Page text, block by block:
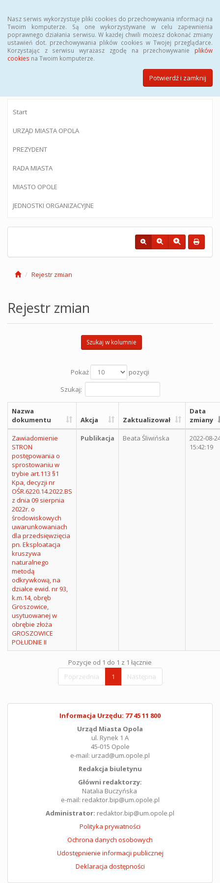
Nasz serwis wykorzystuje pliki cookies do przechowywania informacji na
Twoim komputerze. Są one wykorzystywane w celu zapewnienia
poprawnego działania serwisu. W każdej chwili możesz dokonać zmiany
ustawień dot. przechowywania plików cookies w Twojej przeglądarce.
Korzystając z serwisu wyrażasz zgodę na przechowywanie plików
cookies na Twoim komputerze.
Potwierdź i zamknij
BIULETYN INFORMACJI PUBLICZNEJ
Urzędu Miasta Opola
Start
URZĄD MIASTA OPOLA
PREZYDENT
RADA MIASTA
MIASTO OPOLE
JEDNOSTKI ORGANIZACYJNE
Rejestr zmian
Rejestr zmian
Szukaj w kolumnie
Pokaż
pozycji
Szukaj:
Nazwa
dokumentu
Akcja Zaktualizował
Data
zmiany
Zawiadomienie
STRON
postępowania o
sprostowaniu w
trybie art.113 §1
Kpa, decyzji nr
OŚR.6220.14.2022.BS
z dnia 09 sierpnia
2022r. o
środowiskowych
uwarunkowaniach
dla przedsięwzięcia
pn. Eksploatacja
kruszywa
naturalnego
metodą
odkrywkową, na
działce ewid. nr 93,
k.m.14, obręb
Groszowice,
usytuowanej w
obrębie złoża
GROSZOWICE
POŁUDNIE II
Publikacja Beata Śliwińska
2022-08-
15:42:19
Pozycje od 1 do 1 z 1 łącznie
Poprzednia
1 Następna
Informacja Urzędu: 77 45 11 800
Urząd Miasta Opola
ul. Rynek 1 A
45-015 Opole
e-mail: urzad@um.opole.pl
Redakcja biuletynu
Główni redaktorzy:
Natalia Buczyńska
e-mail: redaktor.bip@um.opole.pl
Administrator: redaktor.bip@um.opole.pl
Polityka prywatności
Ochrona danych osobowych
Udostępnienie informacji publicznej
Deklaracja dostępności